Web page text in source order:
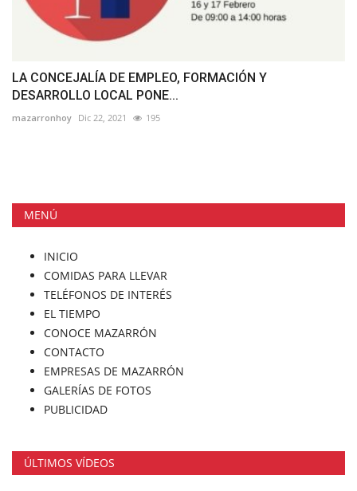
LA CONCEJALÍA DE EMPLEO, FORMACIÓN Y
DESARROLLO LOCAL PONE...
mazarronhoy Dic 22, 2021 195
MENÚ
INICIO
COMIDAS PARA LLEVAR
TELÉFONOS DE INTERÉS
EL TIEMPO
CONOCE MAZARRÓN
CONTACTO
EMPRESAS DE MAZARRÓN
GALERÍAS DE FOTOS
PUBLICIDAD
ÚLTIMOS VÍDEOS